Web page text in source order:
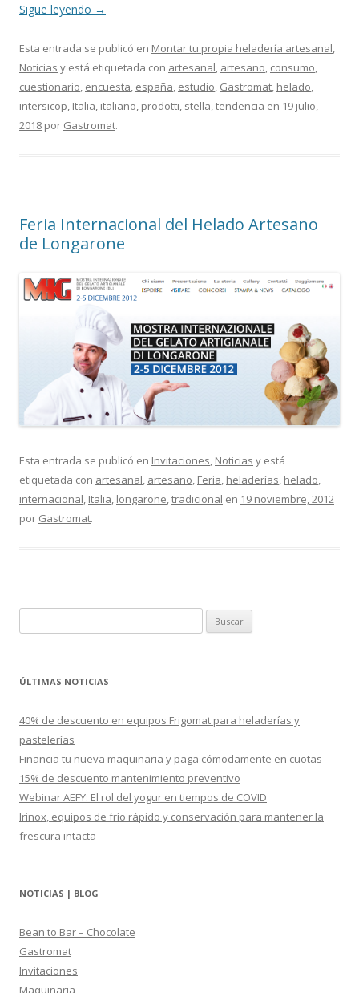
Sigue leyendo →
Esta entrada se publicó en Montar tu propia heladería artesanal,
Noticias y está etiquetada con artesanal, artesano, consumo,
cuestionario, encuesta, españa, estudio, Gastromat, helado,
intersicop, Italia, italiano, prodotti, stella,tendencia en 19 julio,
2018 por Gastromat.
Feria Internacional del Helado Artesano
de Longarone
Esta entrada se publicó en Invitaciones, Noticias y está
etiquetada con artesanal, artesano, Feria, heladerías, helado,
internacional, Italia, longarone,tradicional en 19 noviembre, 2012
por Gastromat.
u
c
r
ÚLTIMAS NOTICIAS
40% de descuento en equipos Frigomat para heladerías y
pastelerías
Financia tu nueva maquinaria y paga cómodamente en cuotas
15% de descuento mantenimiento preventivo
Webinar AEFY: El rol del yogur en tiempos de COVID
Irinox, equipos de frío rápido y conservación para mantener la
frescura intacta
NOTICIAS | BLOG
Bean to Bar – Chocolate
Gastromat
Invitaciones
Maquinaria